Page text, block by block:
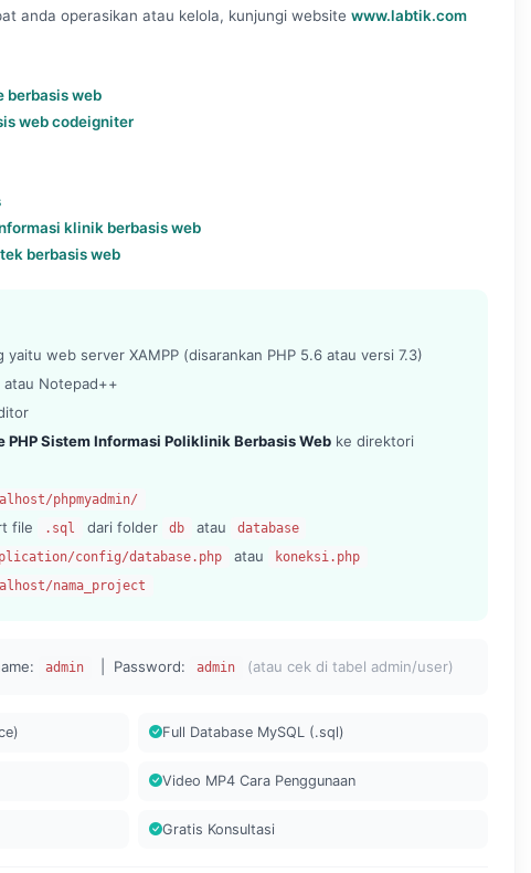
anda operasikan atau kelola, kunjungi website www.labtik.com
berbasis web
web codeigniter
klinik berbasis web
berbasis web
web server XAMPP (disarankan PHP 5.6 atau versi 7.3)
atau Notepad++
PHP Sistem Informasi Poliklinik Berbasis Web ke direktori
phpmyadmin/
file .sql dari folder db atau database
config/database.php atau koneksi.php
nama_project
admin | Password: admin (atau cek di tabel admin/user)
Full Database MySQL (.sql)
Video MP4 Cara Penggunaan
Gratis Konsultasi